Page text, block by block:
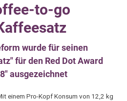
to-go
wurde für seinen
für den Red Dot Award
ausgezeichnet
einem Pro-Kopf Konsum von 12,2 kg